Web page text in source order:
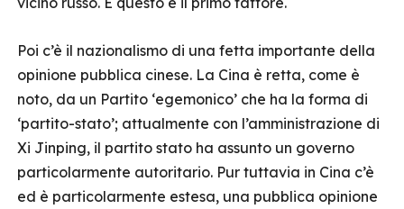
Poi c’è il nazionalismo di una fetta importante della
opinione pubblica cinese. La Cina è retta, come è
noto, da un Partito ‘egemonico’ che ha la forma di
‘partito-stato’; attualmente con l’amministrazione di
Xi Jinping, il partito stato ha assunto un governo
particolarmente autoritario. Pur tuttavia in Cina c’è
ed è particolarmente estesa, una pubblica opinione